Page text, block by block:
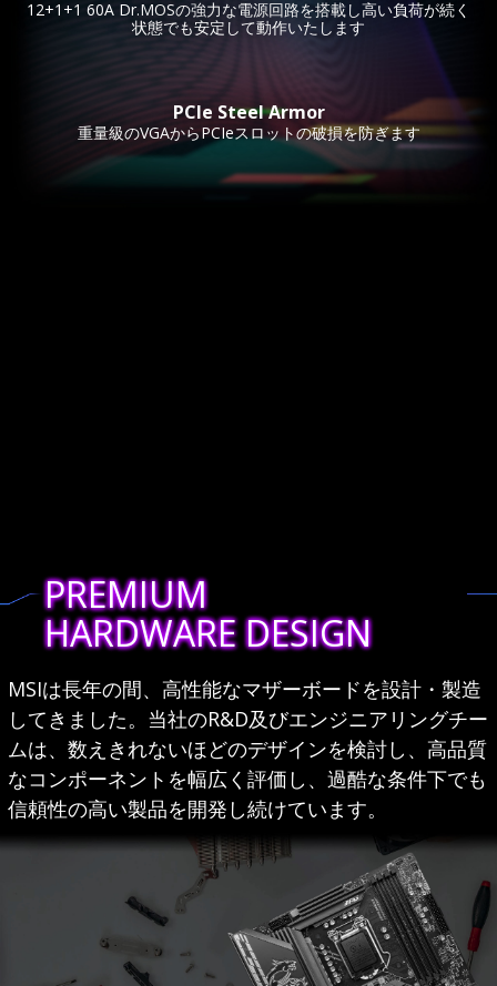
12+1+1 60A Dr.MOSの強力な電源回路を搭載し高い負荷が続く
状態でも安定して動作いたします
PCIe Steel Armor
重量級のVGAからPCIeスロットの破損を防ぎます
PREMIUM
HARDWARE DESIGN
MSIは長年の間、高性能なマザーボードを設計・製造
してきました。当社のR&D及びエンジニアリングチー
ムは、数えきれないほどのデザインを検討し、高品質
なコンポーネントを幅広く評価し、過酷な条件下でも
信頼性の高い製品を開発し続けています。